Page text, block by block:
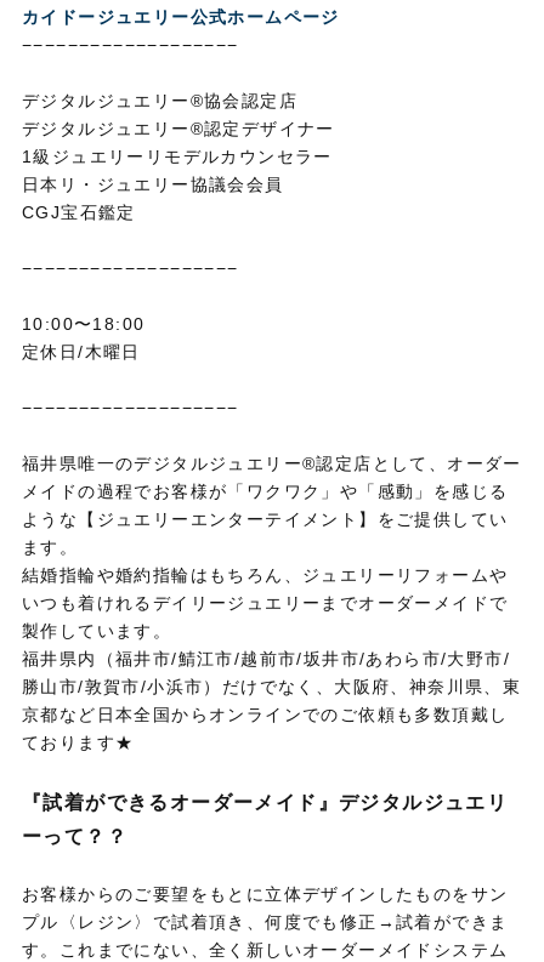
カイドージュエリー公式ホームページ
−−−−−−−−−−−−−−−−−−−
デジタルジュエリー®協会認定店
デジタルジュエリー®認定デザイナー
1級ジュエリーリモデルカウンセラー
日本リ・ジュエリー協議会会員
CGJ宝石鑑定
−−−−−−−−−−−−−−−−−−−
10:00〜18:00
定休日/木曜日
−−−−−−−−−−−−−−−−−−−
福井県唯一のデジタルジュエリー®認定店として、オーダー
メイドの過程でお客様が「ワクワク」や「感動」を感じる
ような【ジュエリーエンターテイメント】をご提供してい
ます。
結婚指輪や婚約指輪はもちろん、ジュエリーリフォームや
いつも着けれるデイリージュエリーまでオーダーメイドで
製作しています。
福井県内（福井市/鯖江市/越前市/坂井市/あわら市/大野市/
勝山市/敦賀市/小浜市）だけでなく、大阪府、神奈川県、東
京都など日本全国からオンラインでのご依頼も多数頂戴し
ております★
『試着ができるオーダーメイド』デジタルジュエリ
ーって？？
お客様からのご要望をもとに立体デザインしたものをサン
プル〈レジン〉で試着頂き、何度でも修正→試着ができま
す。これまでにない、全く新しいオーダーメイドシステム